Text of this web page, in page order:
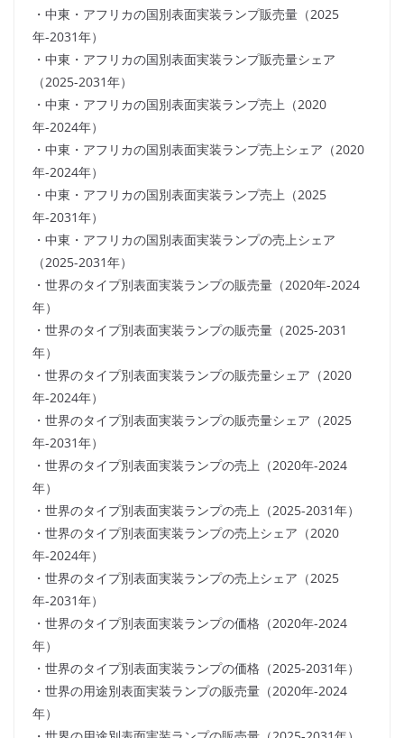
・中東・アフリカの国別表面実装ランプ販売量（2025
年-2031年）
・中東・アフリカの国別表面実装ランプ販売量シェア
（2025-2031年）
・中東・アフリカの国別表面実装ランプ売上（2020
年-2024年）
・中東・アフリカの国別表面実装ランプ売上シェア（2020
年-2024年）
・中東・アフリカの国別表面実装ランプ売上（2025
年-2031年）
・中東・アフリカの国別表面実装ランプの売上シェア
（2025-2031年）
・世界のタイプ別表面実装ランプの販売量（2020年-2024
年）
・世界のタイプ別表面実装ランプの販売量（2025-2031
年）
・世界のタイプ別表面実装ランプの販売量シェア（2020
年-2024年）
・世界のタイプ別表面実装ランプの販売量シェア（2025
年-2031年）
・世界のタイプ別表面実装ランプの売上（2020年-2024
年）
・世界のタイプ別表面実装ランプの売上（2025-2031年）
・世界のタイプ別表面実装ランプの売上シェア（2020
年-2024年）
・世界のタイプ別表面実装ランプの売上シェア（2025
年-2031年）
・世界のタイプ別表面実装ランプの価格（2020年-2024
年）
・世界のタイプ別表面実装ランプの価格（2025-2031年）
・世界の用途別表面実装ランプの販売量（2020年-2024
年）